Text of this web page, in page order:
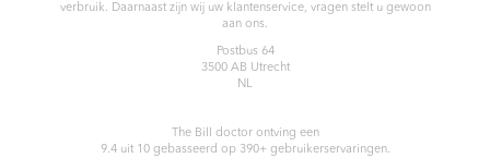
verbruik. Daarnaast zijn wij uw klantenservice, vragen stelt u gewoon
aan ons.
Postbus 64
3500 AB Utrecht
NL
The Bill doctorontving een
9.4uit 10gebasseerd op 390+ gebruikerservaringen.